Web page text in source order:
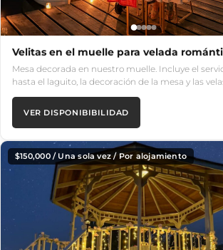
Velitas en el muelle para velada
Mesa decorada en nuestro muelle. Incluye el
hasta el laguito, la decoración de la mesa y las
VER DISPONIBIBILIDAD
$150,000/ Una sola vez / Por alojamiento